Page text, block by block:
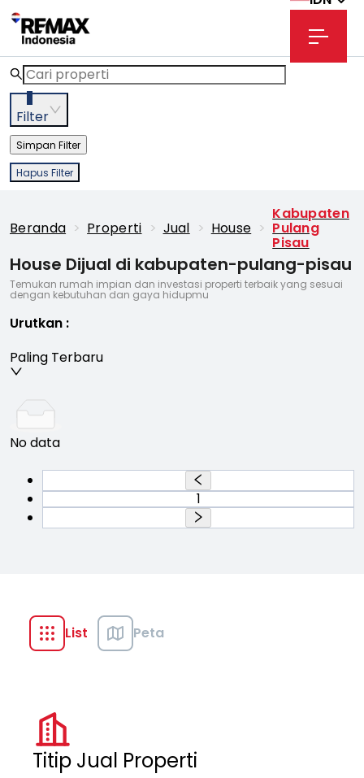
3
Filter
Simpan Filter
Hapus Filter
Beranda > Properti > Jual > House >
Kabupaten
Pulang
Pisau
House Dijual di kabupaten-pulang-pisau
Temukan rumah impian dan investasi properti terbaik yang sesuai
dengan kebutuhan dan gaya hidupmu
Urutkan :
Paling Terbaru
No data
1
List Peta
Titip Jual Properti